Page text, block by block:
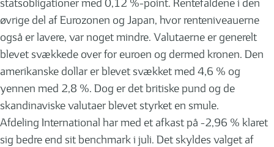
statsobligationer med 0,12 %-point. Rentefaldene i den
øvrige del af Eurozonen og Japan, hvor renteniveauerne
også er lavere, var noget mindre. Valutaerne er generelt
blevet svækkede over for euroen og dermed kronen. Den
amerikanske dollar er blevet svækket med 4,6 % og
yennen med 2,8 %. Dog er det britiske pund og de
skandinaviske valutaer blevet styrket en smule.
Afdeling International har med et afkast på -2,96 % klaret
sig bedre end sit benchmark i juli. Det skyldes valget af